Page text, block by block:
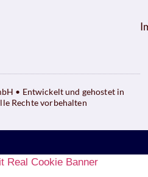
• Entwickelt und gehostet in
Rechte vorbehalten
Real Cookie Banner